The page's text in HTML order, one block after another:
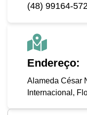
(48) 99164-
Endereço:
Alameda César
Internacional,